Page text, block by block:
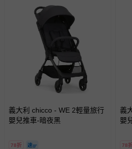
義大利 chicco - WE 2輕量旅行
嬰兒推車-暗夜黑
78折
義
嬰
78